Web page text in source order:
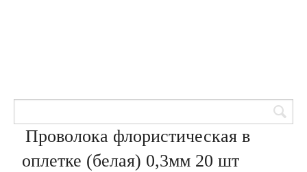
Проволока флористическая в
оплетке (белая) 0,3мм 20 шт